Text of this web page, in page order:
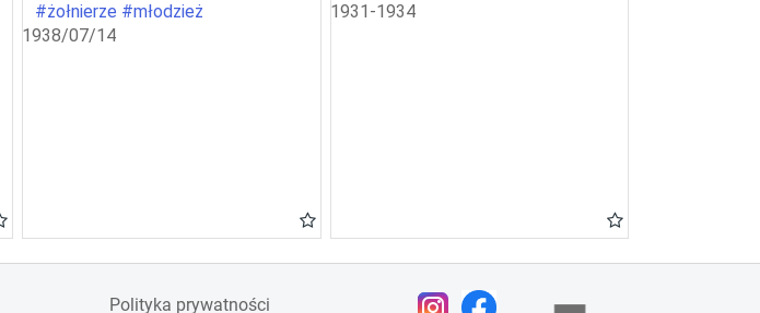
#żołnierze #młodzież
1938/07/14
1931-1934
Polityka prywatności